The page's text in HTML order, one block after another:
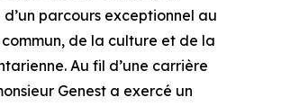
parcours exceptionnel au
de la culture et de la
Au fil d’une carrière
Genest a exercé un